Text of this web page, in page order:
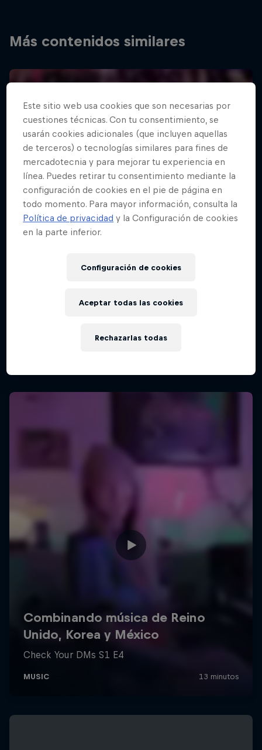
Más contenidos similares
Este sitio web usa cookies que son necesarias por
cuestiones técnicas. Con tu consentimiento, se
usarán cookies adicionales (que incluyen aquellas
de terceros) o tecnologías similares para fines de
mercadotecnia y para mejorar tu experiencia en
línea. Puedes retirar tu consentimiento mediante la
configuración de cookies en el pie de página en
todo momento. Para mayor información, consulta la
Política de privacidad y la Configuración de cookies
en la parte inferior.
Configuración de cookies
Rechazarlas todas
Aceptar todas las cookies